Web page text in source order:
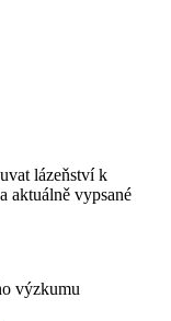
lázeňství k
aktuálně vypsané
výzkumu